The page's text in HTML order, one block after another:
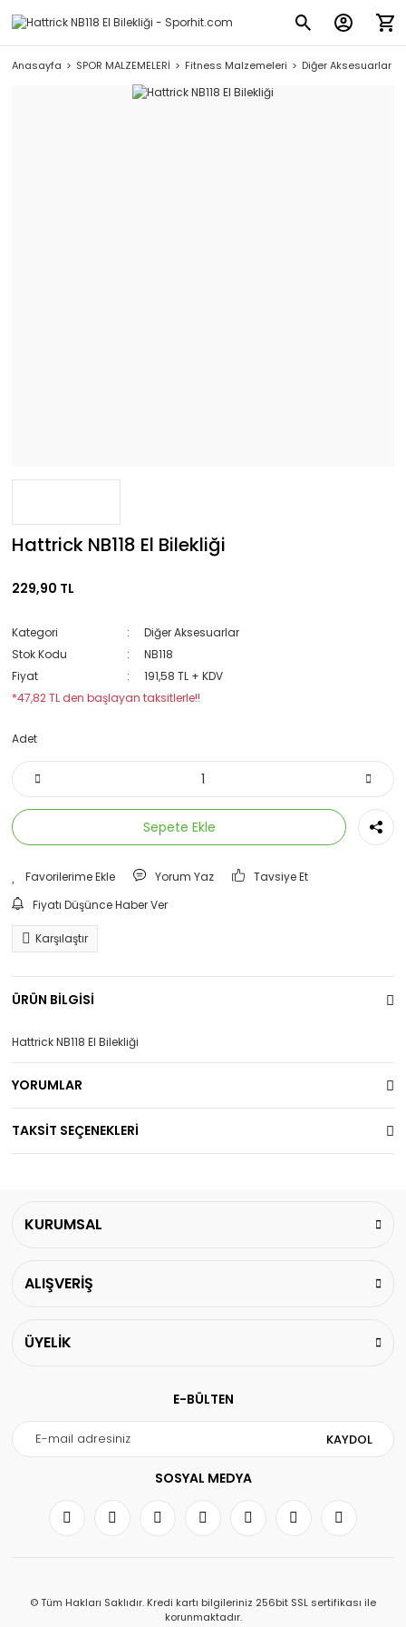
Anasayfa SPOR MALZEMELERİ Fitness Malzemeleri Diğer Aksesuarlar
Hattrick NB118 El Bilekliği
229,90 TL
Kategori
Diğer Aksesuarlar
Stok Kodu
NB118
Fiyat
191,58 TL + KDV
*47,82 TL den başlayan taksitlerle!!
Adet
Sepete Ekle
Yorum Yaz
Tavsiye Et
Fiyatı Düşünce Haber Ver
Karşılaştır
ÜRÜN BİLGİSİ
Hattrick NB118 El Bilekliği
YORUMLAR
TAKSİT SEÇENEKLERİ
KURUMSAL
ALIŞVERİŞ
ÜYELİK
E-BÜLTEN
KAYDOL
SOSYAL MEDYA
© Tüm Hakları Saklıdır. Kredi kartı bilgileriniz 256bit SSL sertifikası ile
korunmaktadır.